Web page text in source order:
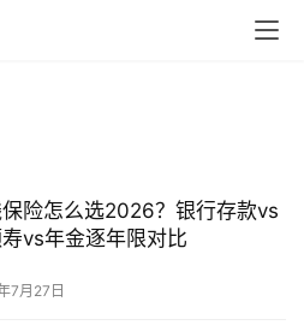
险怎么选2026？银行存款vs
vs年金逐年限对比
7月27日